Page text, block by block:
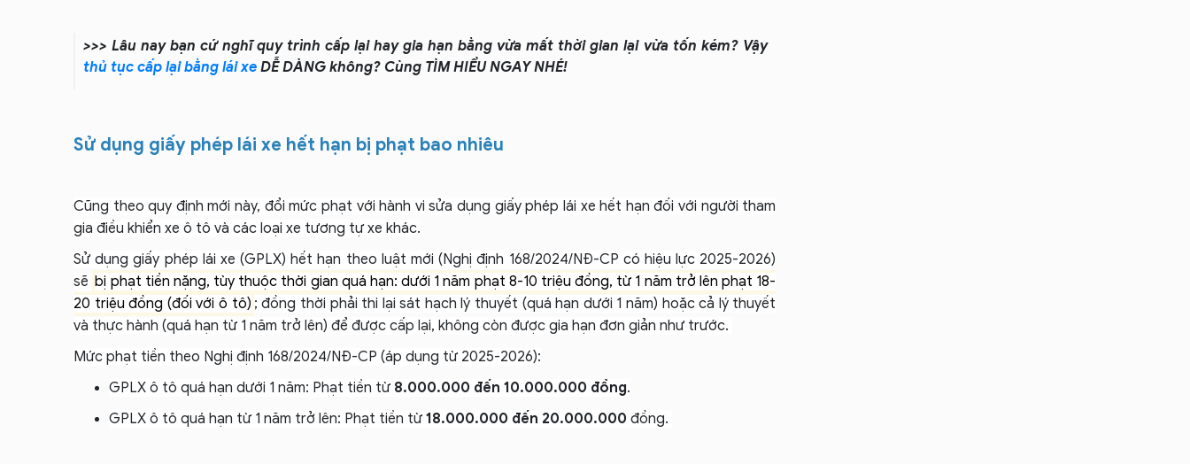
>>> Lâu nay bạn cứ nghĩ quy trình cấp lại hay gia hạn bằng vừa mất thời gian lại vừa tốn kém? Vậy
thủ tục cấp lại bằng lái xe DỄ DÀNG không? Cùng TÌM HIỂU NGAY NHÉ!
Sử dụng giấy phép lái xe hết hạn bị phạt bao nhiêu
Cũng theo quy định mới này, đổi mức phạt với hành vi sửa dụng giấy phép lái xe hết hạn đối với người tham
gia điều khiển xe ô tô và các loại xe tương tự xe khác.
Sử dụng giấy phép lái xe (GPLX) hết hạn theo luật mới (Nghị định 168/2024/NĐ-CP có hiệu lực 2025-2026)
sẽ bị phạt tiền nặng, tùy thuộc thời gian quá hạn: dưới 1 năm phạt 8-10 triệu đồng, từ 1 năm trở lên phạt 18-
20 triệu đồng (đối với ô tô) ; đồng thời phải thi lại sát hạch lý thuyết (quá hạn dưới 1 năm) hoặc cả lý thuyết
và thực hành (quá hạn từ 1 năm trở lên) để được cấp lại, không còn được gia hạn đơn giản như trước.
Mức phạt tiền theo Nghị định 168/2024/NĐ-CP (áp dụng từ 2025-2026):
GPLX ô tô quá hạn dưới 1 năm: Phạt tiền từ 8.000.000 đến 10.000.000 đồng.
GPLX ô tô quá hạn từ 1 năm trở lên: Phạt tiền từ 18.000.000 đến 20.000.000 đồng.